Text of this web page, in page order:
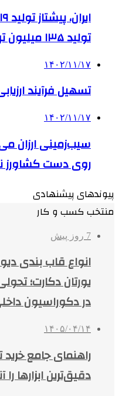
تولید ۱۳۵ میلیون تن محصول
۱۴۰۲/۱۱/۱۷
تسهیل فرآیند
۱۴۰۲/۱۱/۱۷
سیب‌زمینی
روی دست کشاورز
پیوندهای پیشنهادی
منتخب کسب و کار
7 روز پیش
انواع قاب بندی
یورتان دکارت؛
در دکوراسیون
۱۴۰۵/۰۴/۱۴
راهنمای جامع خرید
دقیق‌ترین ابزارها را